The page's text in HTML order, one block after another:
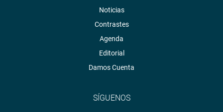
Noticias
Contrastes
Agenda
Editorial
Damos Cuenta
SÍGUENOS